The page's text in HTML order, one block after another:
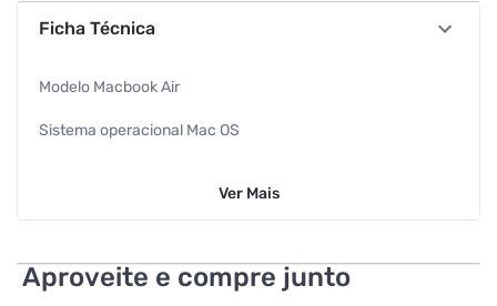
Ficha Técnica
Modelo Macbook Air
Sistema operacional Mac OS
Cache L3 6 MB
Ver Mais
Aproveite e compre junto